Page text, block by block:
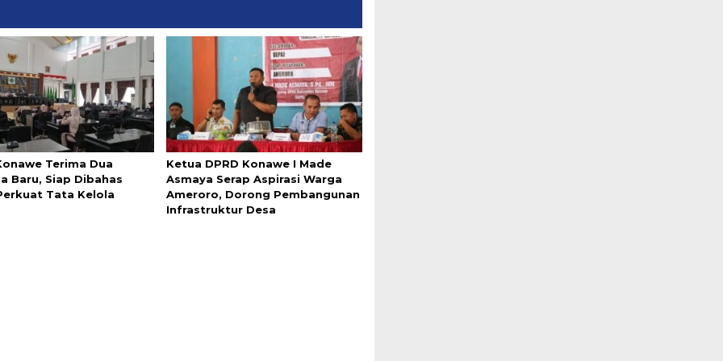
Terima Dua
Baru, Siap Dibahas
Tata Kelola
Ketua DPRD Konawe I Made
Asmaya Serap Aspirasi Warga
Ameroro, Dorong Pembangunan
Infrastruktur Desa